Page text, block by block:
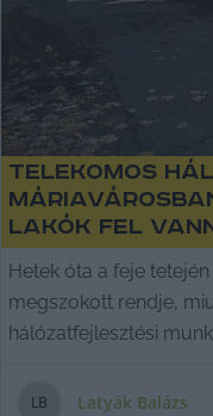
Telekomos
lakók fel
Hetek óta a feje
megszokott rendje,
hálózatfejlesztési
LB Latyák Balázs